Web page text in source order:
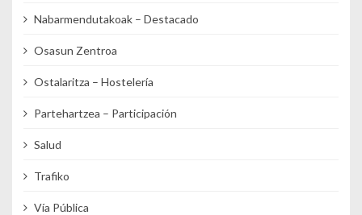
Nabarmendutakoak – Destacado
Osasun Zentroa
Ostalaritza – Hostelería
Partehartzea – Participación
Salud
Trafiko
Vía Pública